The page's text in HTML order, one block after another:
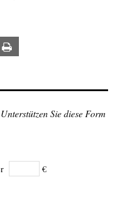
Sie diese Form
€